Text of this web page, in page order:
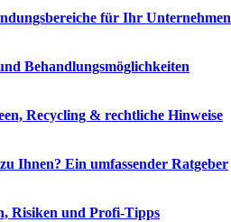
für Ihr Unternehmen
Behandlungsmöglichkeiten
Recycling & rechtliche Hinweise
Ihnen? Ein umfassender Ratgeber
Risiken und Profi-Tipps